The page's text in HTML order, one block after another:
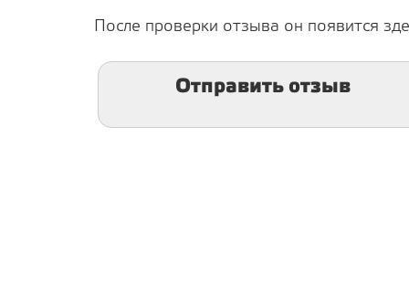
После проверки отзыва он появится
Отправить отзыв